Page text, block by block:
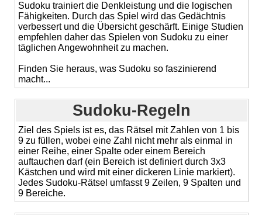
Sudoku trainiert die Denkleistung und die logischen
Fähigkeiten. Durch das Spiel wird das Gedächtnis
verbessert und die Übersicht geschärft. Einige Studien
empfehlen daher das Spielen von Sudoku zu einer
täglichen Angewohnheit zu machen.
Finden Sie heraus, was Sudoku so faszinierend
macht...
Sudoku-Regeln
Ziel des Spiels ist es, das Rätsel mit Zahlen von 1 bis
9 zu füllen, wobei eine Zahl nicht mehr als einmal in
einer Reihe, einer Spalte oder einem Bereich
auftauchen darf (ein Bereich ist definiert durch 3x3
Kästchen und wird mit einer dickeren Linie markiert).
Jedes Sudoku-Rätsel umfasst 9 Zeilen, 9 Spalten und
9 Bereiche.